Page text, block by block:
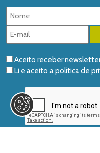
Aceito receber
Li e aceito apolítica de